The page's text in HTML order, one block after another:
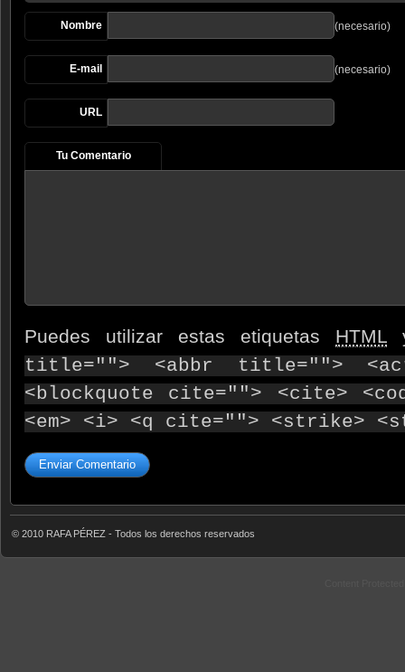
Nombre (necesario)
E-mail (necesario)
URL
Tu Comentario
Puedes utilizar estas etiquetas HTML
title=""> <abbr title="">
<blockquote cite=""> <cite>
<em> <i> <q cite=""> <strike>
© 2010 RAFA PÉREZ - Todos los derechos reservados